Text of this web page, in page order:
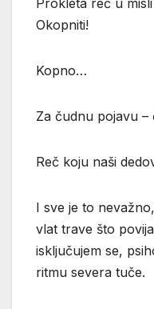
Prokleta reč u
Okopniti!
Kopno…
Za čudnu pojavu –
Reč koju naši
I sve je to
vlat trave što
isključujem se,
ritmu severa tuče.